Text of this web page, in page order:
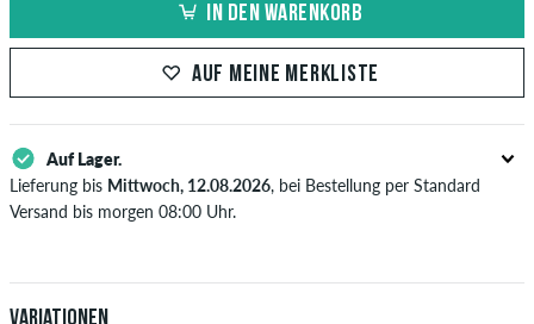
IN DEN WARENKORB
AUF MEINE MERKLISTE
Auf Lager.
Lieferung bis Mittwoch, 12.08.2026, bei Bestellung per Standard
Versand bis morgen 08:00 Uhr.
deiner Überweisung an dich versendet. Weitere Infos zuVersand&
Zahlung .
Variationen